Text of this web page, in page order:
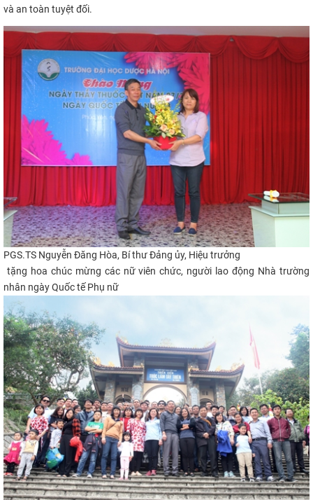
và an toàn tuyệt đối.
PGS.TS Nguyễn Đăng Hòa, Bí thư Đảng ủy, Hiệu trưởng
tặng hoa chúc mừng các nữ viên chức, người lao động Nhà trường
nhân ngày Quốc tế Phụ nữ